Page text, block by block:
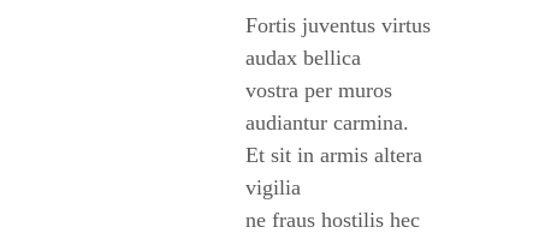
Fortis juventus virtus
audax bellica
vostra per muros
audiantur carmina.
Et sit in armis altera
vigilia
ne fraus hostilis hec